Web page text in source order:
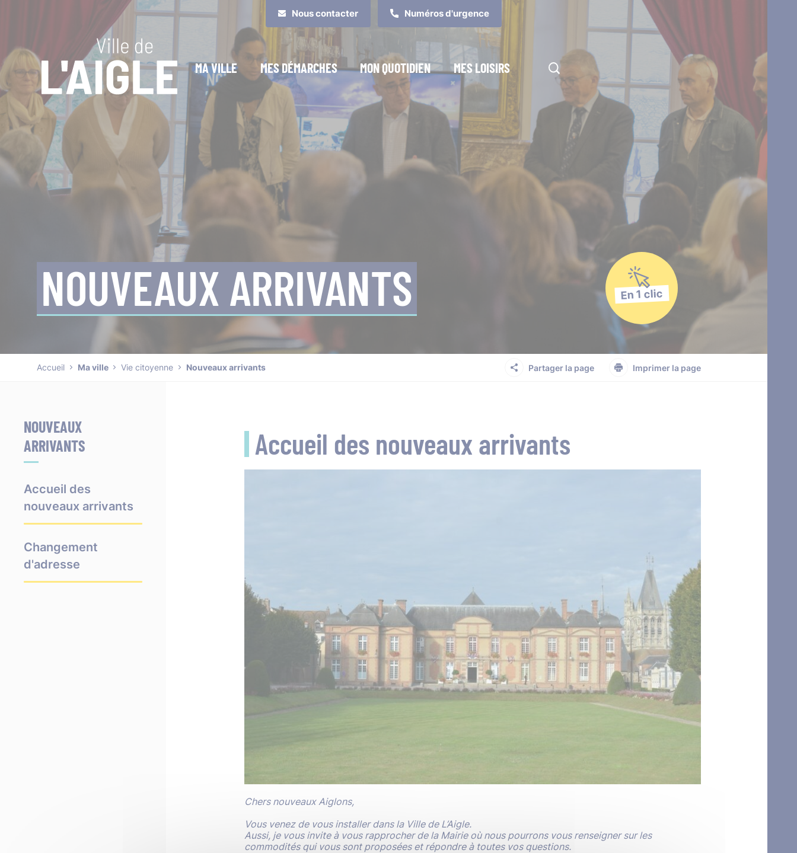
Nous contacter Numéros d'urgence
MA VILLE MES DÉMARCHES MON QUOTIDIEN MES LOISIRS
NOUVEAUX ARRIVANTS En 1 clic
Accueil Ma ville Vie citoyenne Nouveaux arrivants Partager la page Imprimer la page
NOUVEAUX
ARRIVANTS
Accueil des
nouveaux arrivants
Changement
d'adresse
Accueil des nouveaux arrivants
Chers nouveaux Aiglons,
Vous venez de vous installer dans la Ville de L’Aigle.
Aussi, je vous invite à vous rapprocher de la Mairie où nous pourrons vous renseigner sur les
commodités qui vous sont proposées et répondre à toutes vos questions.
Cookies management panel